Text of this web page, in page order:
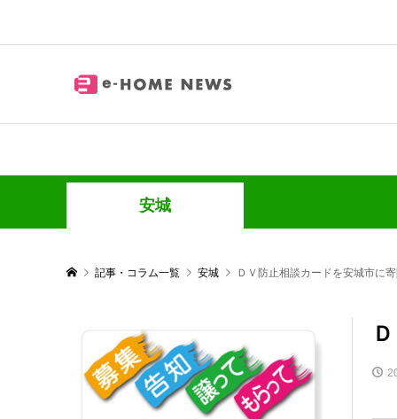
安城
記事・コラム一覧 安城 ＤＶ防止相談カードを安城市に